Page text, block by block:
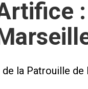
la Patrouille